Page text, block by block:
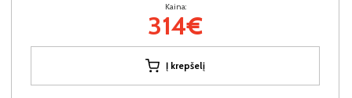
Kaina:
314€
Į krepšelį